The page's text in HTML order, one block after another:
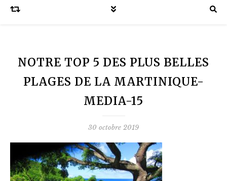
Blog voyages en famille et expatriation
NOTRE TOP 5 DES PLUS BELLES
PLAGES DE LA MARTINIQUE-
MEDIA-15
30 octobre 2019